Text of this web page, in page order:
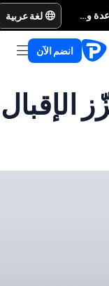
المساعدة والدعم لغة عربية
انضم الآن
الإقبال